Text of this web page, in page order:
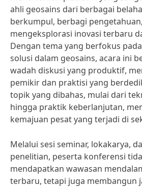
ahli geosains dari berbagai
berkumpul, berbagi
mengeksplorasi inovasi terbaru
Dengan tema yang berfokus
solusi dalam geosains, acara ini
wadah diskusi yang produktif,
pemikir dan praktisi yang
topik yang dibahas, mulai dari
hingga praktik keberlanjutan,
kemajuan pesat yang terjadi di
Melalui sesi seminar, lokakarya,
penelitian, peserta konferensi
mendapatkan wawasan
terbaru, tetapi juga membangun